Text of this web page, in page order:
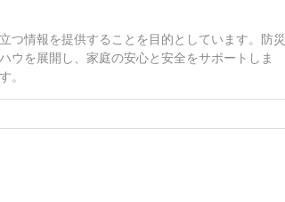
つ情報を提供することを目的としています。防災
ウを展開し、家庭の安心と安全をサポートしま
。